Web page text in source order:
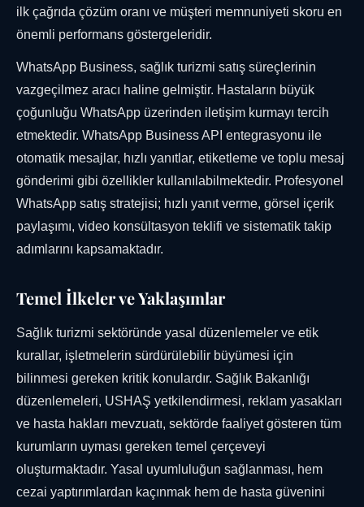
ilk çağrıda çözüm oranı ve müşteri memnuniyeti skoru en
önemli performans göstergeleridir.
WhatsApp Business, sağlık turizmi satış süreçlerinin
vazgeçilmez aracı haline gelmiştir. Hastaların büyük
çoğunluğu WhatsApp üzerinden iletişim kurmayı tercih
etmektedir. WhatsApp Business API entegrasyonu ile
otomatik mesajlar, hızlı yanıtlar, etiketleme ve toplu mesaj
gönderimi gibi özellikler kullanılabilmektedir. Profesyonel
WhatsApp satış stratejisi; hızlı yanıt verme, görsel içerik
paylaşımı, video konsültasyon teklifi ve sistematik takip
adımlarını kapsamaktadır.
Temel İlkeler ve Yaklaşımlar
Sağlık turizmi sektöründe yasal düzenlemeler ve etik
kurallar, işletmelerin sürdürülebilir büyümesi için
bilinmesi gereken kritik konulardır. Sağlık Bakanlığı
düzenlemeleri, USHAŞ yetkilendirmesi, reklam yasakları
ve hasta hakları mevzuatı, sektörde faaliyet gösteren tüm
kurumların uyması gereken temel çerçeveyi
oluşturmaktadır. Yasal uyumluluğun sağlanması, hem
cezai yaptırımlardan kaçınmak hem de hasta güvenini